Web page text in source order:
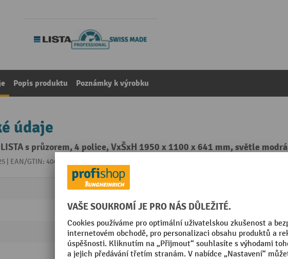
Popis produktu Poznámky k výrobku
údaje
s průzorem, 4 police, VxŠxH 1950 x 1100 x 641 mm, světle modrá
| EAN/GTIN: 4047417508503
160 kg
předmontovaný
dvoukřídlové dveře
641 mm
RAL barva
Rastr otvorů